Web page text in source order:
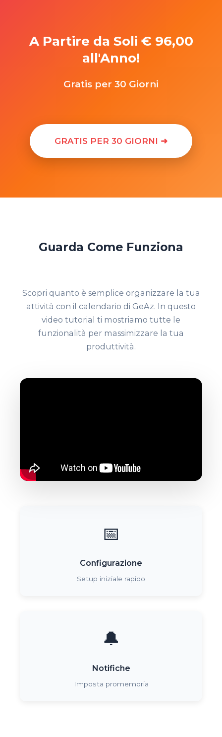
A Partire da Soli € 96,00
all'Anno!
Gratis per 30 Giorni
GRATIS PER 30 GIORNI ➜
Guarda Come Funziona
Scopri quanto è semplice organizzare la tua
attività con il calendario di GeAz. In questo
video tutorial ti mostriamo tutte le
funzionalità per massimizzare la tua
produttività.
📅
Configurazione
Setup iniziale rapido
🔔
Notifiche
Imposta promemoria